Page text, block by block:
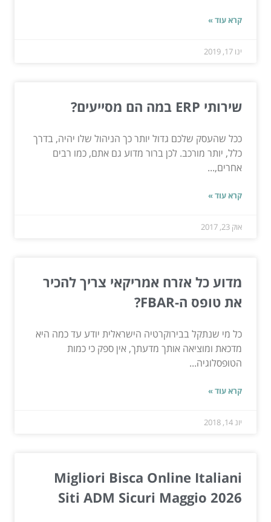
קרא עוד »
ינו 17, 2019
שירותי ERP במה הם מסייעים?
ככל שהעסק שלכם גדול יותר כך הניהול שלו יהיה, בדרך
כלל, יותר מורכב. לכן ברור מדוע גם אתם, כמו רבים
אחרים,...
קרא עוד »
אוק 23, 2017
מדוע כל אזרח אמריקאי צריך להכיר
את טופס ה-FBAR?
כל מי שנתקל בבירוקרטיה הישראלית יודע עד כמה היא
מדכאת ומוציאה אותך מדעתך, אין ספק כי כמות
הטופסלוגיה...
קרא עוד »
יונ 14, 2018
Migliori Bisca Online Italiani
Siti ADM Sicuri Maggio 2026